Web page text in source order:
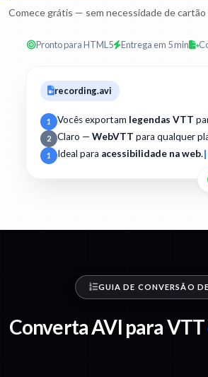
Comece grátis — sem necessidade de
Pronto para HTML5 Entrega em 5 min
recording.avi
1 Vocês exportam legendas VTT
2 Claro — WebVTT para qualquer
1 Ideal para acessibilidade na web.
GUIA DE CONVERSÃO
Converta AVI para VTT